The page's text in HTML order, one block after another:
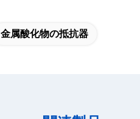
金属酸化物の抵抗器